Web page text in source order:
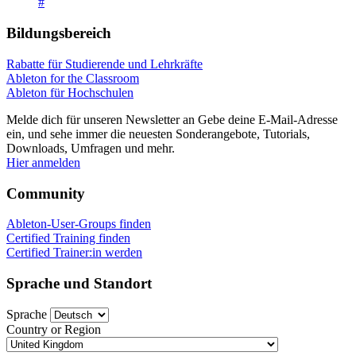
Bildungsbereich
Rabatte für Studierende und Lehrkräfte
Ableton for the Classroom
Ableton für Hochschulen
Melde dich für unseren Newsletter an Gebe deine E-Mail-Adresse
ein, und sehe immer die neuesten Sonderangebote, Tutorials,
Downloads, Umfragen und mehr.
Hier anmelden
Community
Ableton-User-Groups finden
Certified Training finden
Certified Trainer:in werden
Sprache und Standort
Sprache
Country or Region